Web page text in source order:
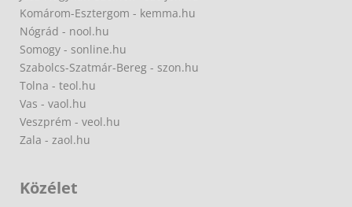
Komárom-Esztergom - kemma.hu
Nógrád - nool.hu
Somogy - sonline.hu
Szabolcs-Szatmár-Bereg - szon.hu
Tolna - teol.hu
Vas - vaol.hu
Veszprém - veol.hu
Zala - zaol.hu
Közélet